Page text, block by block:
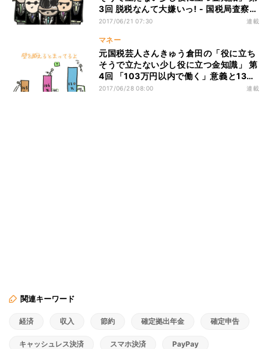
3回 脱税なんて大嫌いっ! - 国税局査察
部・マルサ
2017/06/21 07:30 連載
マネー
元国税芸人さんきゅう倉田の「役に立ち
そうで立たない少し役に立つ金知識」 第
4回 「103万円以内で働く」意義と130
万円の壁
2017/06/28 08:00 連載
関連キーワード
経済 収入 節約 確定拠出年金 確定申告
キャッシュレス決済 スマホ決済 PayPay